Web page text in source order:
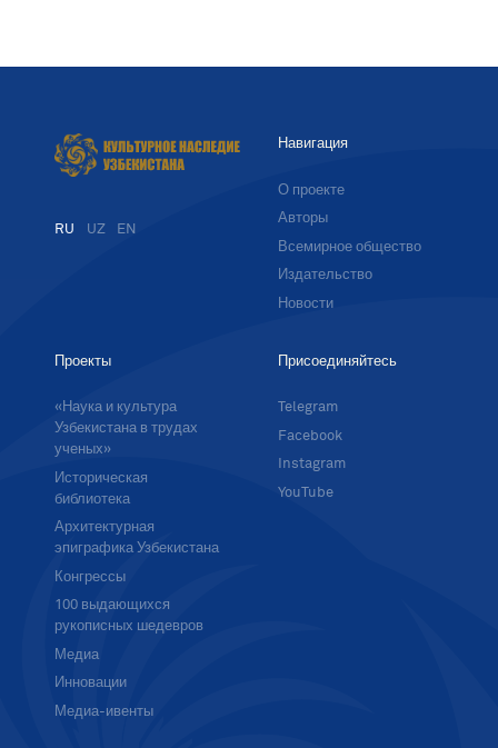
RU UZ EN
Навигация
О проекте
Авторы
Всемирное общество
Издательство
Новости
Проекты
«Наука и культура
Узбекистана в трудах
ученых»
Историческая
библиотека
Архитектурная
эпиграфика Узбекистана
Конгрессы
100 выдающихся
рукописных шедевров
Медиа
Инновации
Медиа-ивенты
Присоединяйтесь
Telegram
Facebook
Instagram
YouTube